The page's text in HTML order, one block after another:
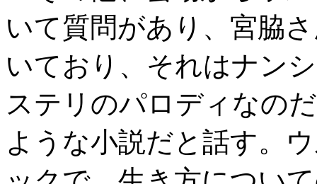
いて質問があり、宮脇
いており、それはナン
ステリのパロディなの
ような小説だと話す。